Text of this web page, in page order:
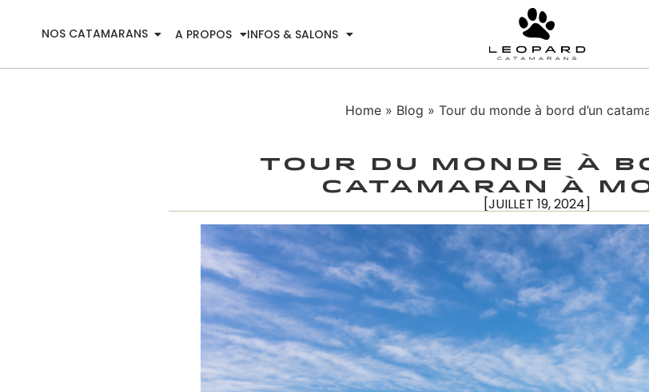
NOS CATAMARANS A PROPOS INFOS & SALONS
Home » Blog » Tour du monde à bord d’un
Tour du monde à
catamaran à
[JUILLET 19, 2024]